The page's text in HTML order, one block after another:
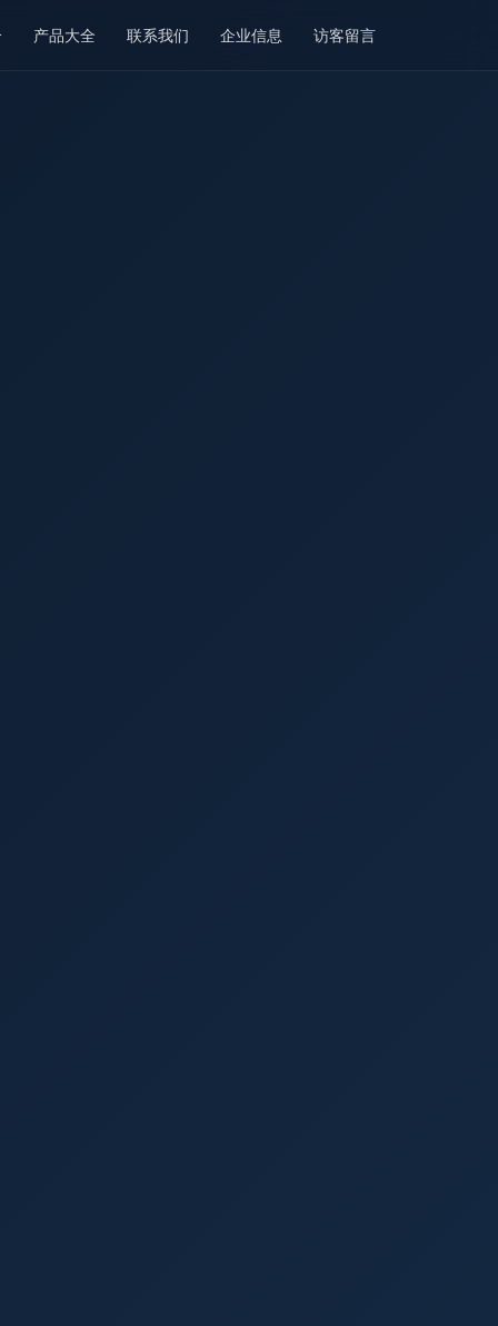
产品大全 联系我们 企业信息 访客留言